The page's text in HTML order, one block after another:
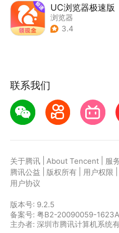
UC浏览器极速版
浏览器
3.4
联系我们
关于腾讯 About Tencent 服
腾讯公益
版权所有 用户权限
用户协议
版本号: 9.2.5
备案号: 粤B2-20090059-1623A
主办者: 深圳市腾讯计算机系统